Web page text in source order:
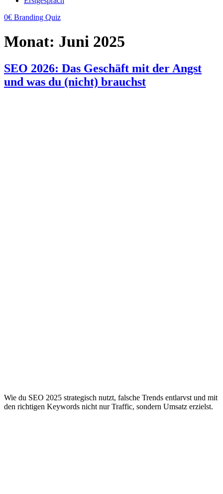
0€ Branding Quiz
Monat: Juni 2025
SEO 2026: Das Geschäft mit der Angst
und was du (nicht) brauchst
Wie du SEO 2025 strategisch nutzt, falsche Trends entlarvst und mit
den richtigen Keywords nicht nur Traffic, sondern Umsatz erzielst.